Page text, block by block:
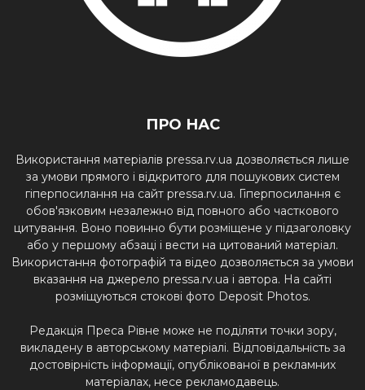
ПРО НАС
Використання матеріалів pressa.rv.ua дозволяється лише
за умови прямого і відкритого для пошукових систем
гіперпосилання на сайт pressa.rv.ua. Гіперпосилання є
обов'язковим незалежно від повного або часткового
цитування. Воно повинно бути розміщене у підзаголовку
або у першому абзаці і вести на цитований матеріал.
Використання фотографій та відео дозволяється за умови
вказання на джерело pressa.rv.ua і автора. На сайті
розміщуються стокові фото Deposit Photos.
Редакція Преса Рівне може не поділяти точки зору,
викладену в авторському матеріалі. Відповідальність за
достовірність інформації, опублікованої в рекламних
матеріалах, несе рекламодавець.